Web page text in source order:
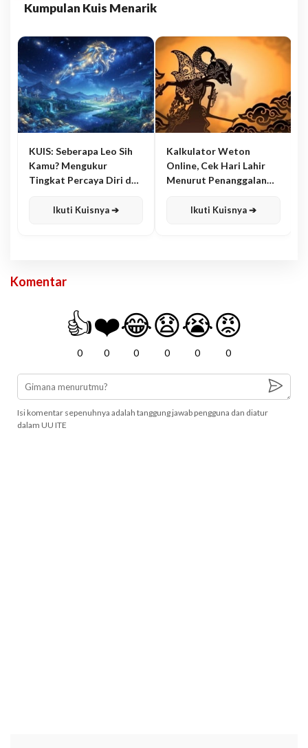
Kumpulan Kuis Menarik
KUIS: Seberapa Leo Sih
Kamu? Mengukur
Tingkat Percaya Diri dan
Ikuti Kuisnya ➔
Kalkulator Weton
Online, Cek Hari Lahir
Menurut Penanggalan
Ikuti Kuisnya ➔
Komentar
👍
0
❤️
0
😂
0
😧
0
😭
0
😡
0
Isi komentar sepenuhnya adalah tanggung jawab pengguna dan diatur
dalam UU ITE